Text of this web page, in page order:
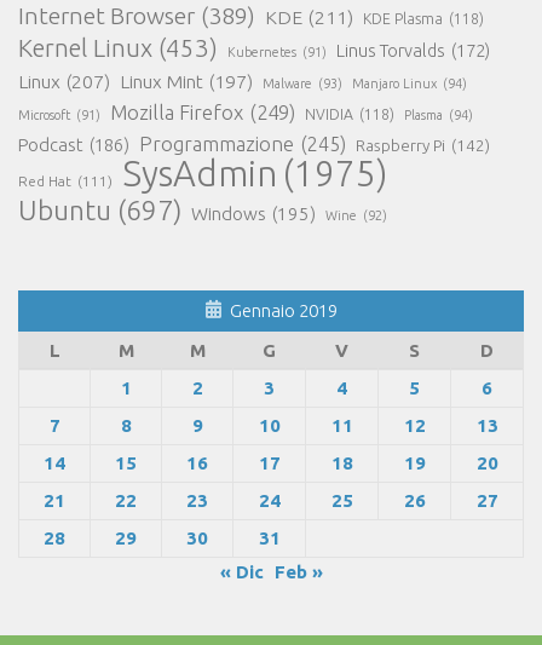
Internet Browser (389) KDE (211) KDE Plasma (118)
Kernel Linux (453) Kubernetes (91) Linus Torvalds (172)
Linux (207) Linux Mint (197) Malware (93) Manjaro Linux (94)
Microsoft (91) Mozilla Firefox (249) NVIDIA (118) Plasma (94)
Podcast (186) Programmazione (245) Raspberry Pi (142)
Red Hat (111) SysAdmin (1975)
Ubuntu (697) Windows (195) Wine (92)
Gennaio 2019
L
M M G V S
D
1
2 3 4 5
6
7
8 9 10 11 12
13
14
15 16 17 18 19
20
21
22 23 24 25 26
27
28
29 30
31
« Dic
Feb »